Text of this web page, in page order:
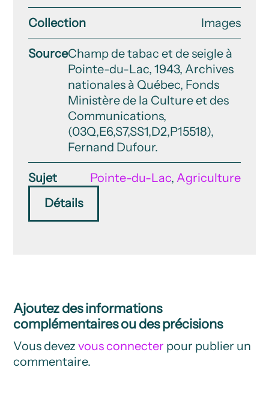
Collection Images
SourceChamp de tabac et de seigle à
Pointe-du-Lac, 1943, Archives
nationales à Québec, Fonds
Ministère de la Culture et des
Communications,
(03Q,E6,S7,SS1,D2,P15518),
Fernand Dufour.
Sujet Pointe-du-Lac, Agriculture
Détails
Ajoutez des informations
complémentaires ou des précisions
Vous devezvous connecter pour publier un
commentaire.